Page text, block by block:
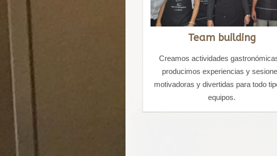
Team building
Creamos actividades
producimos experiencias y
motivadoras y divertidas para todo
equipos.